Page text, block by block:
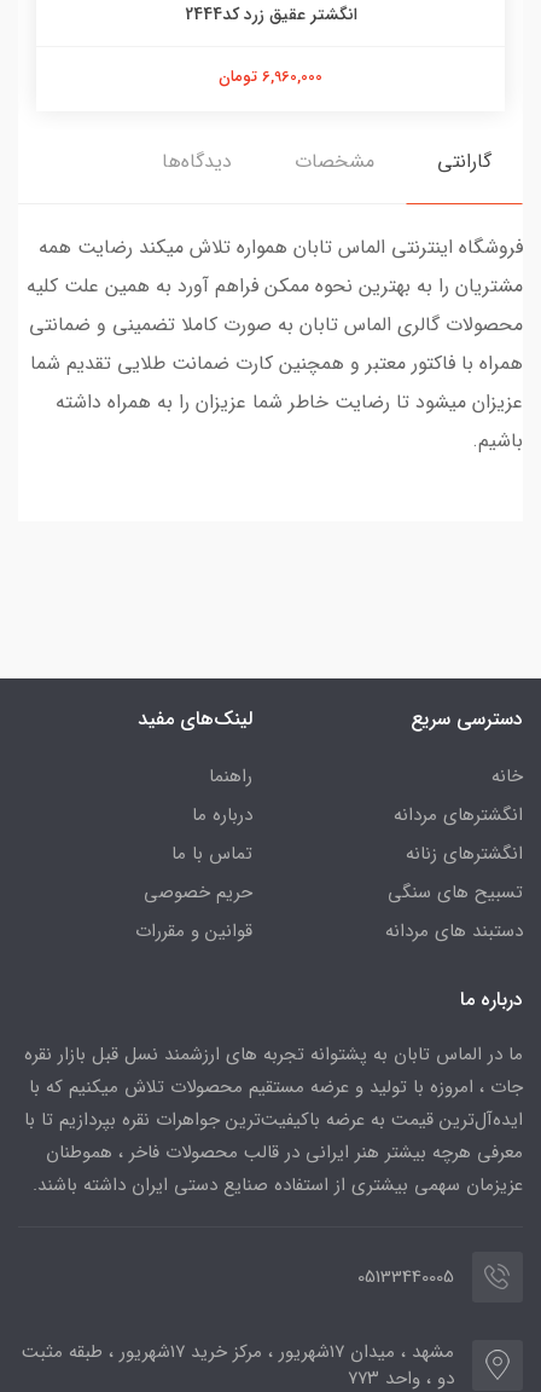
انگشتر عقیق زرد کد2444
6,960,000 تومان
گارانتی مشخصات دیدگاه‌ها
فروشگاه اینترنتی الماس تابان همواره تلاش میکند رضایت همه
مشتریان را به بهترین نحوه ممکن فراهم آورد به همین علت کلیه
محصولات گالری الماس تابان به صورت کاملا تضمینی و ضمانتی
همراه با فاکتور معتبر و همچنین کارت ضمانت طلایی تقدیم شما
عزیزان میشود تا رضایت خاطر شما عزیزان را به همراه داشته
باشیم.
دسترسی سریع
خانه
انگشترهای مردانه
انگشترهای زنانه
تسبیح های سنگی
دستبند های مردانه
لینک‌های مفید
راهنما
درباره ما
تماس با ما
حریم خصوصی
قوانین و مقررات
درباره ما
ما در الماس تابان به پشتوانه تجربه های ارزشمند نسل قبل بازار نقره
جات ، امروزه با تولید و عرضه مستقیم محصولات تلاش میکنیم که با
ایده‌آل‌ترین قیمت به عرضه باکیفیت‌ترین جواهرات نقره بپردازیم تا با
معرفی هرچه بیشتر هنر ایرانی در قالب محصولات فاخر ، هموطنان
عزیزمان سهمی بیشتری از استفاده صنایع دستی ایران داشته باشند.
05133440005
مشهد ، میدان ۱۷شهریور ، مرکز خرید ۱۷شهریور ، طبقه مثبت
دو ، واحد ۷۷۳